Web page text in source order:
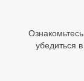
убедиться